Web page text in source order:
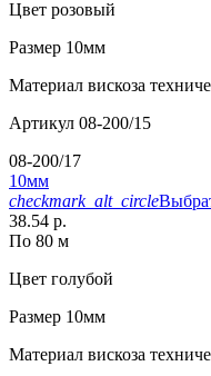
Цвет розовый
Размер 10мм
Материал вискоза
Артикул 08-200/15
08-200/17
10мм
checkmark_alt_circle
38.54 р.
По 80 м
Цвет голубой
Размер 10мм
Материал вискоза